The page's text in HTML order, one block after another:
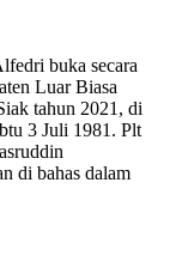
buka secara
Luar Biasa
tahun 2021, di
3 Juli 1981. Plt
di bahas dalam